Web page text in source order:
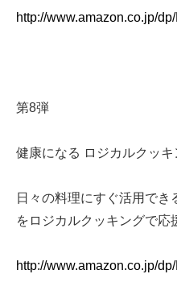
http://www.amazon.co.jp/
第8弾
健康になる ロジカルクッ
日々の料理にすぐ活用で
をロジカルクッキングで応
http://www.amazon.co.jp/